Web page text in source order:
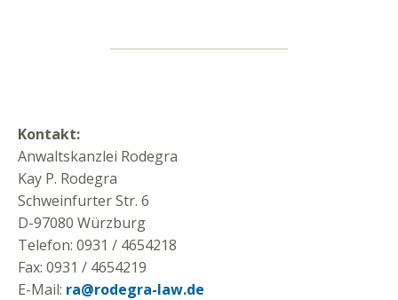
Kontakt:
Anwaltskanzlei Rodegra
Kay P. Rodegra
Schweinfurter Str. 6
D-97080 Würzburg
Telefon: 0931 / 4654218
Fax: 0931 / 4654219
E-Mail: ra@rodegra-law.de